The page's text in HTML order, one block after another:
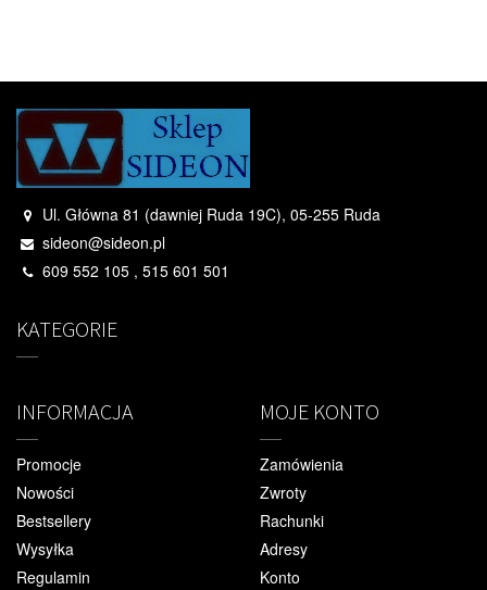
Ul. Główna 81 (dawniej Ruda 19C), 05-255 Ruda
sideon@sideon.pl
609 552 105 , 515 601 501
KATEGORIE
INFORMACJA
Promocje
Nowości
Bestsellery
Wysyłka
Regulamin
MOJE KONTO
Zamówienia
Zwroty
Rachunki
Adresy
Konto